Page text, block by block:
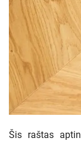
Šis raštas